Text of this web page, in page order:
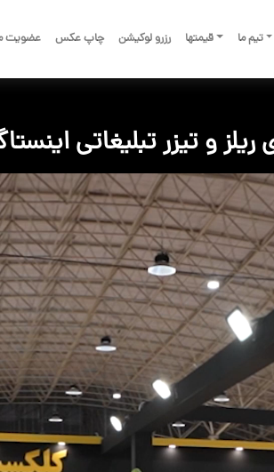
تیم ما قیمتها رزرو لوکیشن چاپ عکس عضویت
ریلز و تیزر تبلیغاتی